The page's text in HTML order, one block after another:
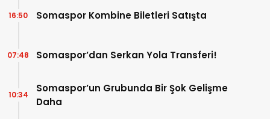
Somaspor Kombine Biletleri Satışta
16:50
Somaspor’dan Serkan Yola Transferi!
07:48
Somaspor’un Grubunda Bir Şok Gelişme
Daha
10:34